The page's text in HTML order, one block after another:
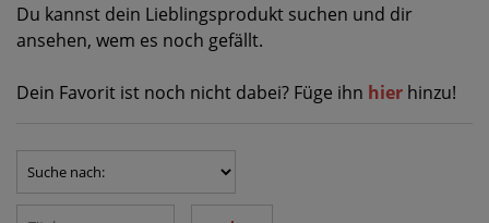
Du kannst dein Lieblingsprodukt suchen und dir
ansehen, wem es noch gefällt.
Dein Favorit ist noch nicht dabei? Füge ihn hier hinzu!